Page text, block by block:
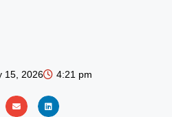
15, 2026 4:21 pm